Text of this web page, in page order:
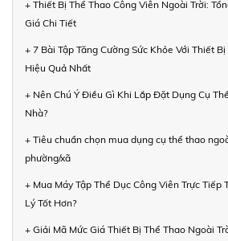
+ Thiết Bị Thể Thao Công Viên Ngoài Trời:
Giá Chi Tiết
+ 7 Bài Tập Tăng Cường Sức Khỏe Với Thiết
Hiệu Quả Nhất
+ Nên Chú Ý Điều Gì Khi Lắp Đặt Dụng Cụ
Nhà?
+ Tiêu chuẩn chọn mua dụng cụ thể thao
phường/xã
+ Mua Máy Tập Thể Dục Công Viên Trực Tiếp
Lý Tốt Hơn?
+ Giải Mã Mức Giá Thiết Bị Thể Thao Ngoài